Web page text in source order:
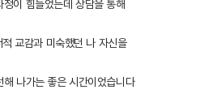
정이 힘들었는데 상담을 통해
적 교감과 미숙했던 나 자신을
해 나가는 좋은 시간이었습니다